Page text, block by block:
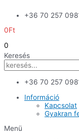
+36 70 257
0Ft
0
Keresés
+36 70 257
Információ
Kapcsolat
Gyakran
Menü